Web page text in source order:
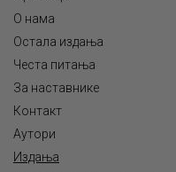
О нама
Остала издања
Честа питања
За наставнике
Контакт
Аутори
Издања